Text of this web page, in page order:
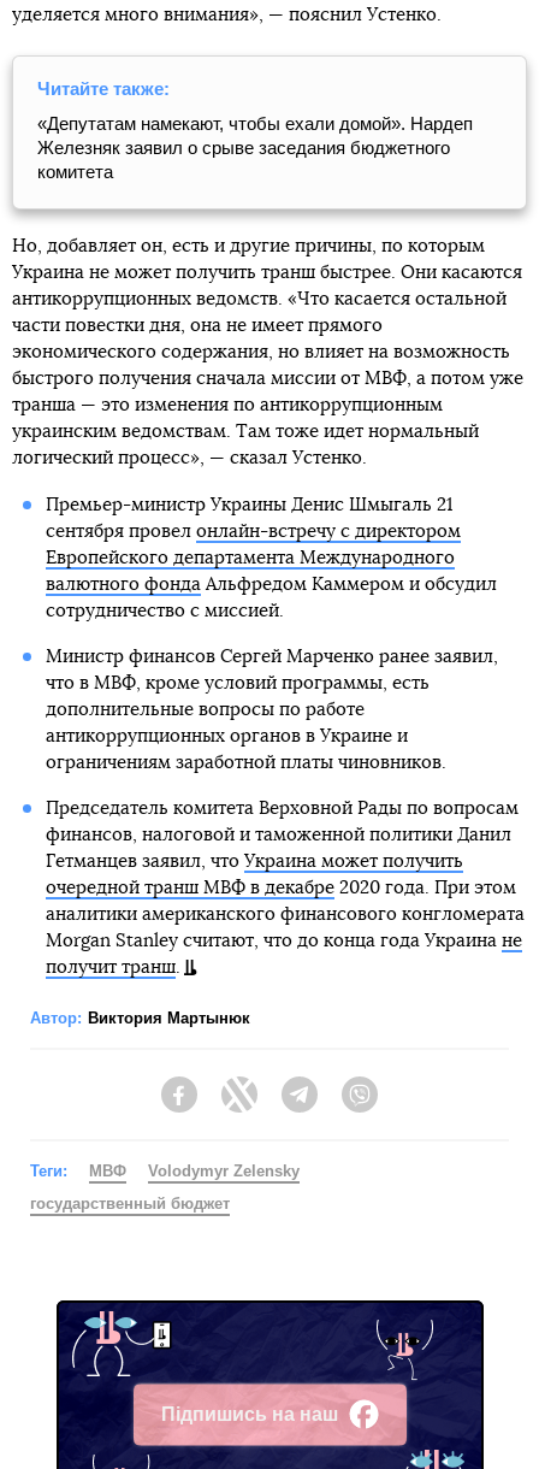
уделяется много внимания», — пояснил Устенко.
Читайте также:
«Депутатам намекают, чтобы ехали домой». Нардеп
Железняк заявил о срыве заседания бюджетного
комитета
Но, добавляет он, есть и другие причины, по которым
Украина не может получить транш быстрее. Они касаются
антикоррупционных ведомств. «Что касается остальной
части повестки дня, она не имеет прямого
экономического содержания, но влияет на возможность
быстрого получения сначала миссии от МВФ, а потом уже
транша — это изменения по антикоррупционным
украинским ведомствам. Там тоже идет нормальный
логический процесс», — сказал Устенко.
Премьер-министр Украины Денис Шмыгаль 21
сентября провел онлайн-встречу с директором
Европейского департамента Международного
валютного фондаАльфредом Каммером и обсудил
сотрудничество с миссией.
Министр финансов Сергей Марченко ранее заявил,
что в МВФ, кроме условий программы, есть
дополнительные вопросы по работе
антикоррупционных органов в Украине и
ограничениям заработной платы чиновников.
Председатель комитета Верховной Рады по вопросам
финансов, налоговой и таможенной политики Данил
Гетманцев заявил, что Украина может получить
очередной транш МВФ в декабре2020 года. При этом
аналитики американского финансового конгломерата
Morgan Stanley считают, что до конца года Украина не
получит транш.
Автор: Виктория Мартынюк
FacebookTwitter Telegram
Теги: МВФ
Volodymyr Zelensky
государственный бюджет
Підпишись на наш
Facebook